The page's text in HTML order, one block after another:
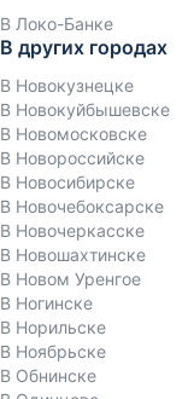
В Локо-Банке
В других городах
В Новокузнецке
В Новокуйбышевске
В Новомосковске
В Новороссийске
В Новосибирске
В Новочебоксарске
В Новочеркасске
В Новошахтинске
В Новом Уренгое
В Ногинске
В Норильске
В Ноябрьске
В Обнинске